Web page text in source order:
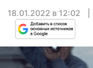
18.01.2022 в 12:02